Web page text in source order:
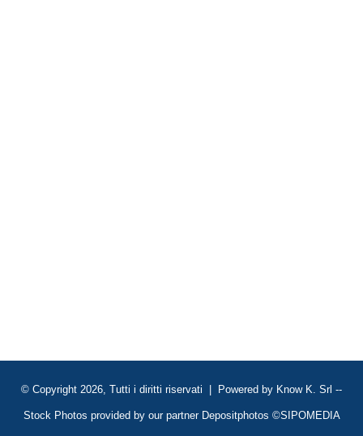
© Copyright 2026, Tutti i diritti riservati | Powered by Know K. Srl --
Stock Photos provided by our partner Depositphotos ©SIPOMEDIA